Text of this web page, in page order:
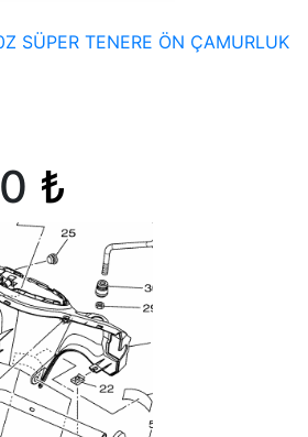
SÜPER TENERE ÖN ÇAMURLUK
₺